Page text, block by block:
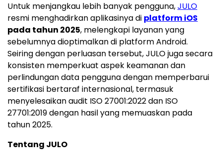
Untuk menjangkau lebih banyak pengguna,JULO
resmi menghadirkan aplikasinya di platform iOS
pada tahun 2025, melengkapi layanan yang
sebelumnya dioptimalkan di platform Android.
Seiring dengan perluasan tersebut, JULO juga secara
konsisten memperkuat aspek keamanan dan
perlindungan data pengguna dengan memperbarui
sertifikasi bertaraf internasional, termasuk
menyelesaikan audit ISO 27001:2022 dan ISO
27701:2019 dengan hasil yang memuaskan pada
tahun 2025.
Tentang JULO